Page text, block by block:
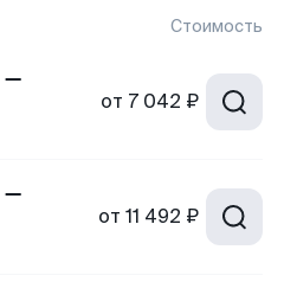
Стоимость
—
от 7 042 ₽
—
от 11 492 ₽